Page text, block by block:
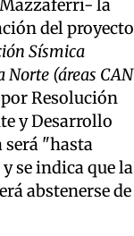
la
del proyecto
Sísmica
(áreas CAN
Resolución
y Desarrollo
será "hasta
se indica que la
abstenerse de